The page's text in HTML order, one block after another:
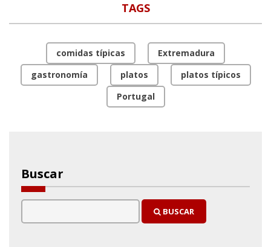
TAGS
comidas típicas
Extremadura
gastronomía
platos
platos típicos
Portugal
Buscar
BUSCAR